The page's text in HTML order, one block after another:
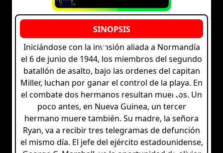
Iniciándose con la invasión aliada a Normandía
el 6 de junio de 1944, los miembros del segundo
batallón de asalto, bajo las ordenes del capitan
Miller, luchan por ganar el control de la playa. En
el combate dos hermanos resultan muertos. Un
poco antes, en Nueva Guinea, un tercer
hermano muere también. Su madre, la señora
Ryan, va a recibir tres telegramas de defunción
el mismo día. El jefe del ejército estadounidense,